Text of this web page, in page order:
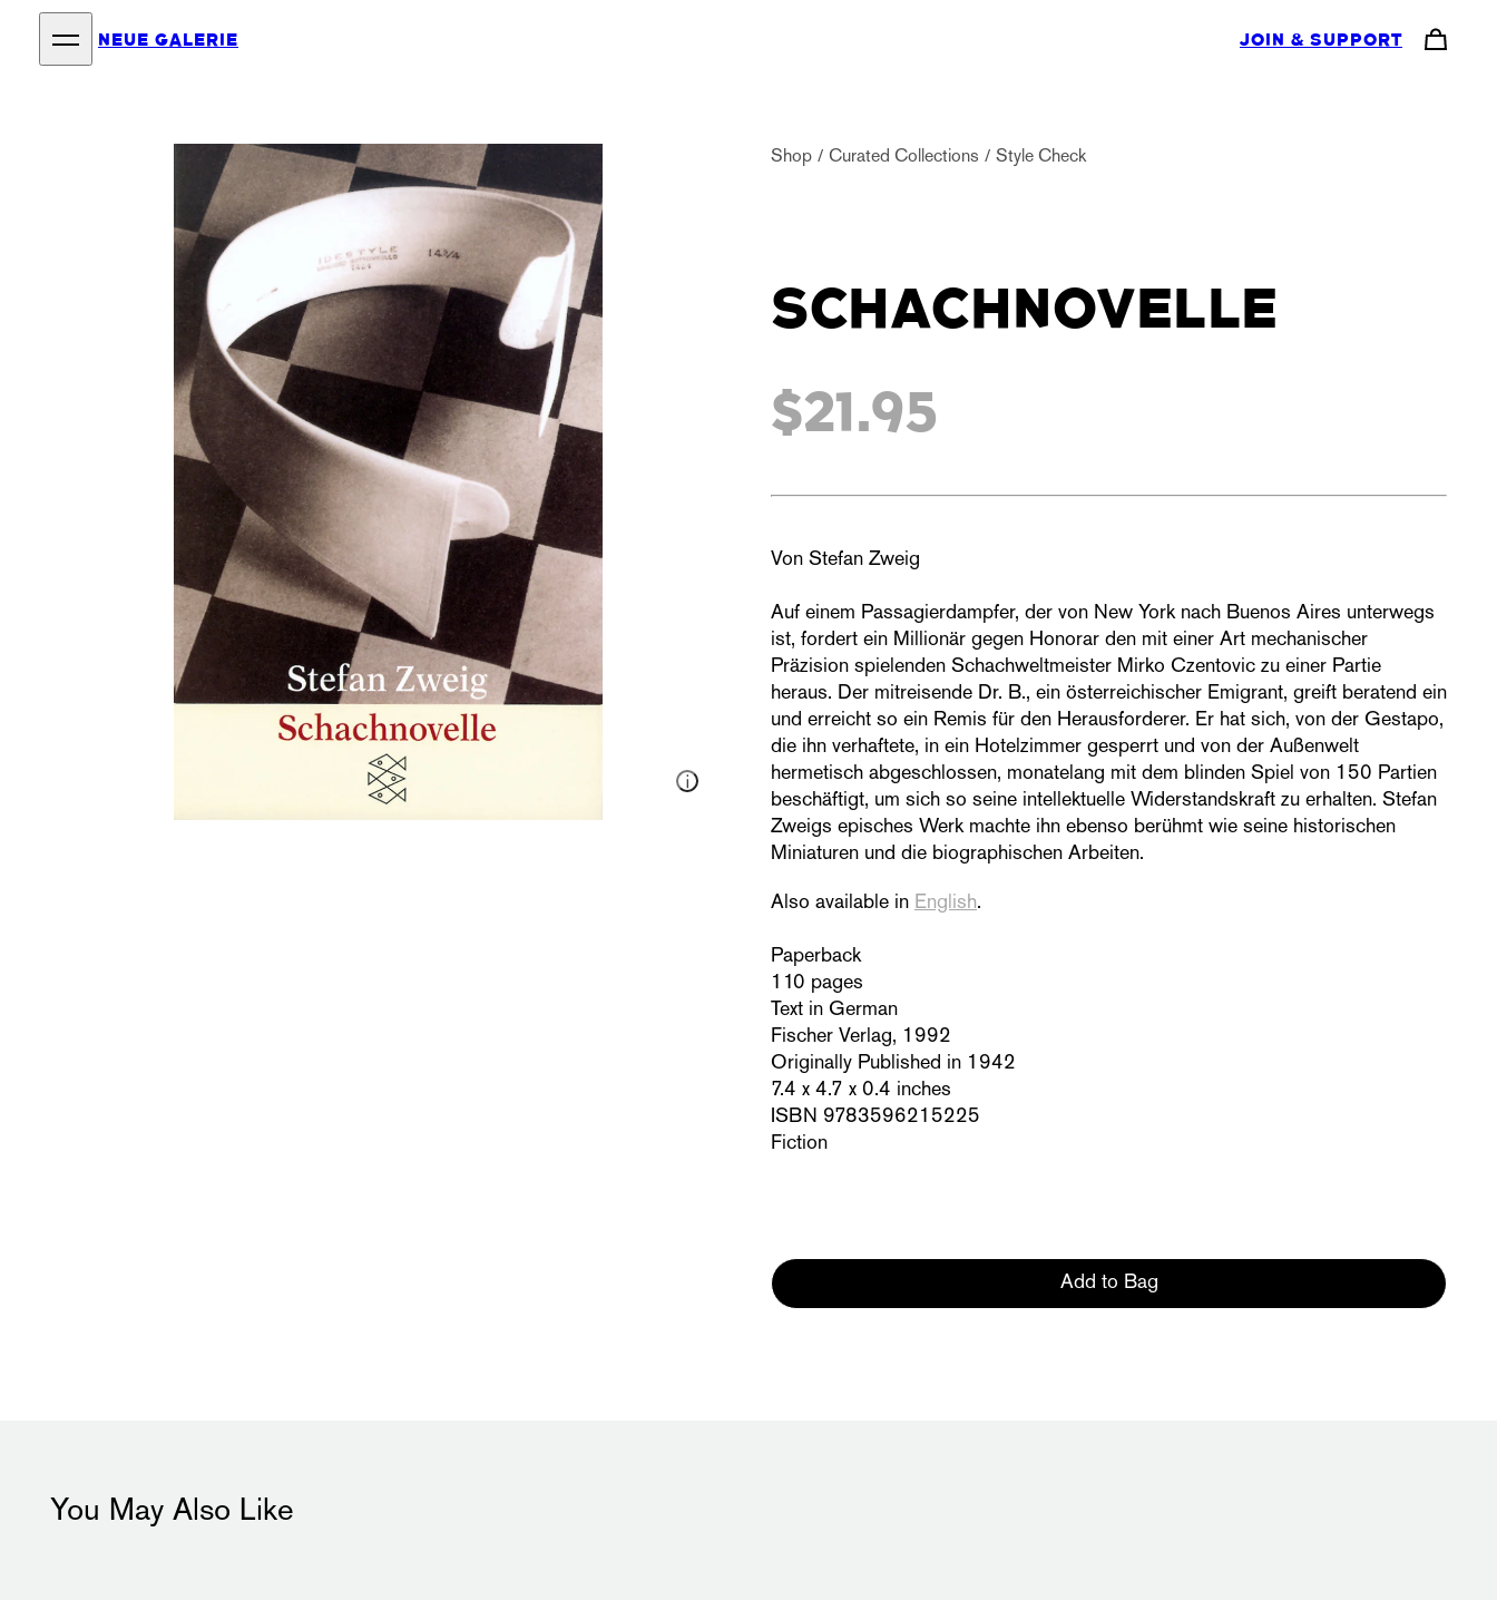
NEUE GALERIE JOIN & SUPPORT
Shop Curated Collections Style Check
SCHACHNOVELLE
$21.95
Von Stefan Zweig
Auf einem Passagierdampfer, der von New York nach Buenos Aires unterwegs
ist, fordert ein Millionär gegen Honorar den mit einer Art mechanischer
Präzision spielenden Schachweltmeister Mirko Czentovic zu einer Partie
heraus. Der mitreisende Dr. B., ein österreichischer Emigrant, greift beratend ein
und erreicht so ein Remis für den Herausforderer. Er hat sich, von der Gestapo,
die ihn verhaftete, in ein Hotelzimmer gesperrt und von der Außenwelt
hermetisch abgeschlossen, monatelang mit dem blinden Spiel von 150 Partien
beschäftigt, um sich so seine intellektuelle Widerstandskraft zu erhalten. Stefan
Zweigs episches Werk machte ihn ebenso berühmt wie seine historischen
Miniaturen und die biographischen Arbeiten.
Also available in English.
Paperback
110 pages
Text in German
Fischer Verlag, 1992
Originally Published in 1942
7.4 x 4.7 x 0.4 inches
ISBN 9783596215225
Fiction
Add to Bag
You May Also Like